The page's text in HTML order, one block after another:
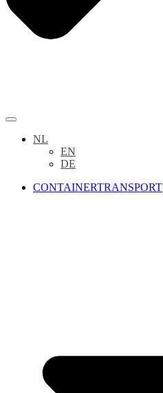
NL
EN
DE
CONTAINERTRANSPORT